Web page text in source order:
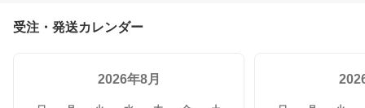
受注・発送カレンダー
2026年8月